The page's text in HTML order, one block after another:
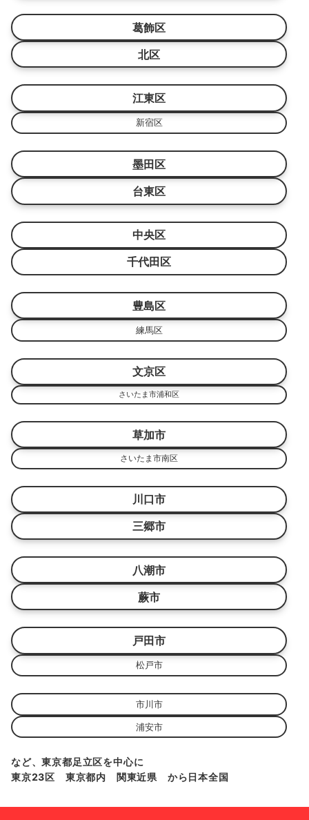
葛飾区
北区
江東区
新宿区
墨田区
台東区
中央区
千代田区
豊島区
練馬区
文京区
さいたま市浦和区
草加市
さいたま市南区
川口市
三郷市
八潮市
蕨市
戸田市
松戸市
市川市
浦安市
など、東京都足立区を中心に
東京23区 東京都内 関東近県 から日本全国